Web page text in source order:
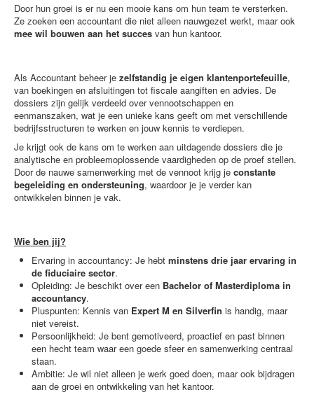
Door hun groei is er nu een mooie kans om hun team te versterken.
Ze zoeken een accountant die niet alleen nauwgezet werkt, maar ook
mee wil bouwen aan het succes van hun kantoor.
Als Accountant beheer je zelfstandig je eigen klantenportefeuille,
van boekingen en afsluitingen tot fiscale aangiften en advies. De
dossiers zijn gelijk verdeeld over vennootschappen en
eenmanszaken, wat je een unieke kans geeft om met verschillende
bedrijfsstructuren te werken en jouw kennis te verdiepen.
Je krijgt ook de kans om te werken aan uitdagende dossiers die je
analytische en probleemoplossende vaardigheden op de proef stellen.
Door de nauwe samenwerking met de vennoot krijg je constante
begeleiding en ondersteuning, waardoor je je verder kan
ontwikkelen binnen je vak.
Wie ben jij?
Ervaring in accountancy: Je hebt minstens drie jaar ervaring in
de fiduciaire sector.
Opleiding: Je beschikt over een Bachelor of Masterdiploma in
accountancy.
Pluspunten: Kennis van Expert M en Silverfin is handig, maar
niet vereist.
Persoonlijkheid: Je bent gemotiveerd, proactief en past binnen
een hecht team waar een goede sfeer en samenwerking centraal
staan.
Ambitie: Je wil niet alleen je werk goed doen, maar ook bijdragen
aan de groei en ontwikkeling van het kantoor.